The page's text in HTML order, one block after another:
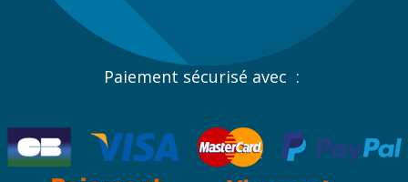
Paiement sécurisé avec :